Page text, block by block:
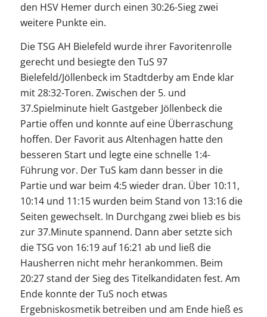
den HSV Hemer durch einen 30:26-Sieg zwei
weitere Punkte ein.
Die TSG AH Bielefeld wurde ihrer Favoritenrolle
gerecht und besiegte den TuS 97
Bielefeld/Jöllenbeck im Stadtderby am Ende klar
mit 28:32-Toren. Zwischen der 5. und
37.Spielminute hielt Gastgeber Jöllenbeck die
Partie offen und konnte auf eine Überraschung
hoffen. Der Favorit aus Altenhagen hatte den
besseren Start und legte eine schnelle 1:4-
Führung vor. Der TuS kam dann besser in die
Partie und war beim 4:5 wieder dran. Über 10:11,
10:14 und 11:15 wurden beim Stand von 13:16 die
Seiten gewechselt. In Durchgang zwei blieb es bis
zur 37.Minute spannend. Dann aber setzte sich
die TSG von 16:19 auf 16:21 ab und ließ die
Hausherren nicht mehr herankommen. Beim
20:27 stand der Sieg des Titelkandidaten fest. Am
Ende konnte der TuS noch etwas
Ergebniskosmetik betreiben und am Ende hieß es